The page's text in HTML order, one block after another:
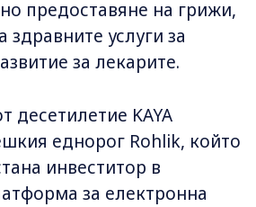
предоставяне на грижи,
услуги за
за лекарите.
десетилетие KAYA
еднорог Rohlik, който
инвеститор в
за електронна